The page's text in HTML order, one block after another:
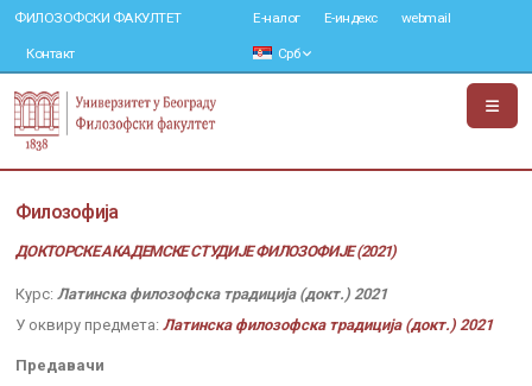
ФИЛОЗОФСКИ ФАКУЛТЕТ
Контакт
Е-налог Е-индекс webmail
Срб
Филозофија
ДОКТОРСКЕ АКАДЕМСКЕ СТУДИЈЕ ФИЛОЗОФИЈЕ (2021)
Курс: Латинска филозофска традиција (докт.) 2021
У оквиру предмета: Латинска филозофска традиција (докт.) 2021
Предавачи